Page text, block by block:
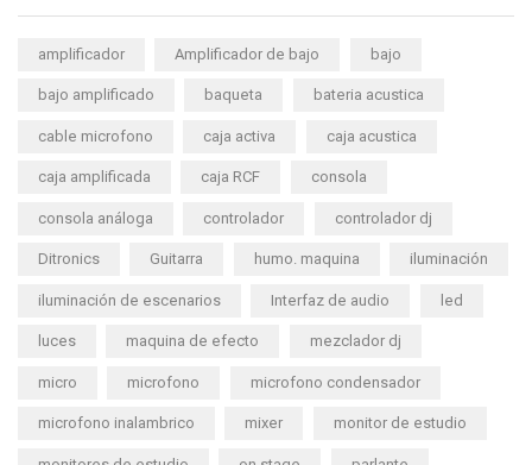
amplificador Amplificador de bajo bajo
bajo amplificado baqueta bateria acustica
cable microfono caja activa caja acustica
caja amplificada caja RCF consola
consola análoga controlador controlador dj
Ditronics Guitarra humo. maquina iluminación
iluminación de escenarios Interfaz de audio led
luces maquina de efecto mezclador dj
micro microfono microfono condensador
microfono inalambrico mixer monitor de estudio